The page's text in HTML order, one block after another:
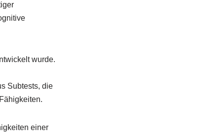
wurde.
Subtests, die
einer